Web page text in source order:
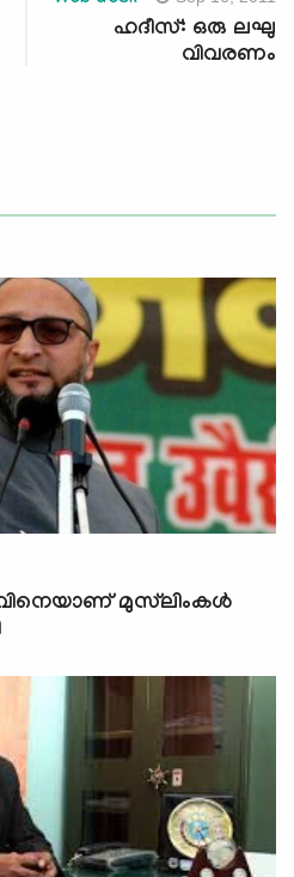
ഹദീസ്: ഒരു ലഘു
വിവരണം
മുസ്‌ലിംകള്‍